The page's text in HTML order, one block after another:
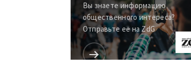
Вы знаете информацию
общественного интереса?
Отправьте её на ZdG